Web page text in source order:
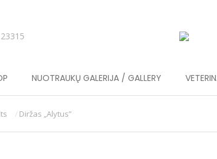
NUOTRAUKŲ GALERIJA / GALLERY
Diržas „Alytus”